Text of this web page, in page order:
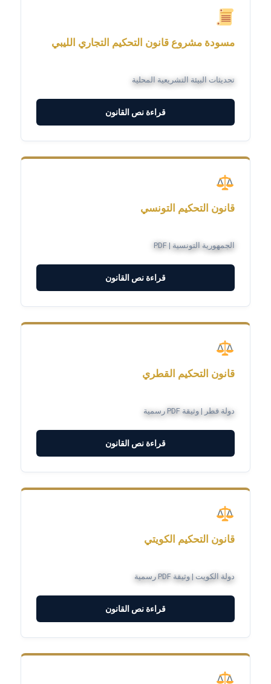
مسودة مشروع قانون التحكيم التجاري الليبي
تحديثات البيئة التشريعية المحلية
قراءة نص القانون
قانون التحكيم التونسي
الجمهورية التونسية | PDF
قراءة نص القانون
قانون التحكيم القطري
دولة قطر | وثيقة PDF رسمية
قراءة نص القانون
قانون التحكيم الكويتي
دولة الكويت | وثيقة PDF رسمية
قراءة نص القانون